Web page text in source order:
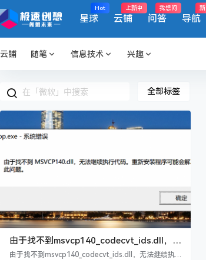
星球
Hot
云铺
上新中
问答
我想问
导航
新
云铺 随笔 信息技术 兴趣
全部标签
由于找不到msvcp140_codecvt_ids.dll，无
法继绩执行代码，重新安装程序可能会解决
由于找不到msvcp140_codecvt_ids.dll，无法继绩执